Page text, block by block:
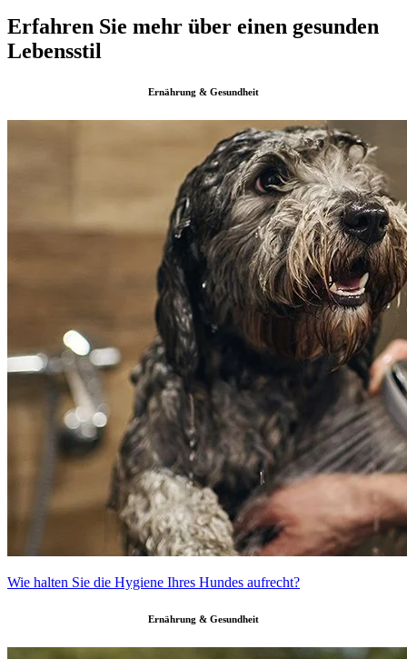
Erfahren Sie mehr über einen gesunden
Lebensstil
Ernährung & Gesundheit
Wie halten Sie die Hygiene Ihres Hundes aufrecht?
Ernährung & Gesundheit